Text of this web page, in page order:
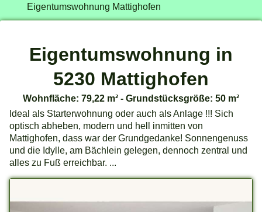
Eigentumswohnung Mattighofen
Eigentumswohnung in
5230 Mattighofen
Wohnfläche: 79,22 m² - Grundstücksgröße: 50 m²
Ideal als Starterwohnung oder auch als Anlage !!! Sich
optisch abheben, modern und hell inmitten von
Mattighofen, dass war der Grundgedanke! Sonnengenuss
und die Idylle, am Bächlein gelegen, dennoch zentral und
alles zu Fuß erreichbar. ...